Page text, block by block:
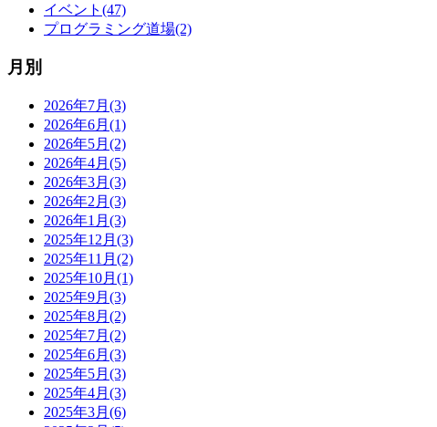
イベント(47)
プログラミング道場(2)
月別
2026年7月(3)
2026年6月(1)
2026年5月(2)
2026年4月(5)
2026年3月(3)
2026年2月(3)
2026年1月(3)
2025年12月(3)
2025年11月(2)
2025年10月(1)
2025年9月(3)
2025年8月(2)
2025年7月(2)
2025年6月(3)
2025年5月(3)
2025年4月(3)
2025年3月(6)